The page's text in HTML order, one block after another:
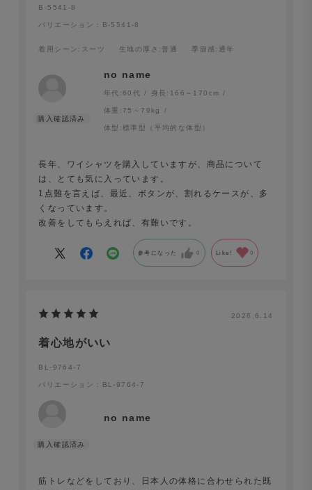
B-5541-8
バリエーション：B-5541-8
着用シーン :スーツ 生地の厚さ :普通 季節感:通年
no name
年代:60代 身長: 166～170cm
体重: 75～79kg
体型:標準型（平均的な体型）
長年、ワイシャツを購入していますが、商品について
は、とても気に入っています。
1点難を言えば、最近、ボタンが、割れるケースが、多
くなっています。
改善をしてもらえれば、有難いです。
参考になった 0 Like! 0
2026.6.14
着心地がいい
BL-9764-7
バリエーション：BL-9764-7
no name
筋トレなどをしており、日本人の体格に合わせられた既